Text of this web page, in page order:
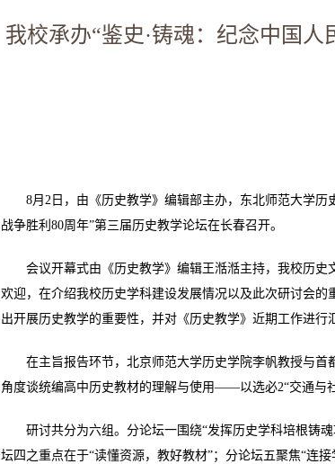
我校承办“鉴史·铸魂：纪念中国
8月2日，由《历史教学》编辑部主办，东北师范大学
战争胜利80周年”第三届历史教学论坛在长春召开。
会议开幕式由《历史教学》编辑王湉湉主持，我校历
欢迎，在介绍我校历史学科建设发展情况以及此次研讨会
出开展历史教学的重要性，并对《历史教学》近期工作进行
在主旨报告环节，北京师范大学历史学院李帆教授与
角度谈统编高中历史教材的理解与使用——以选必2“交通与
研讨共分为六组。分论坛一围绕“发挥历史学科培根铸
坛四之重点在于“读懂资源，教好教材”；分论坛五聚焦“连